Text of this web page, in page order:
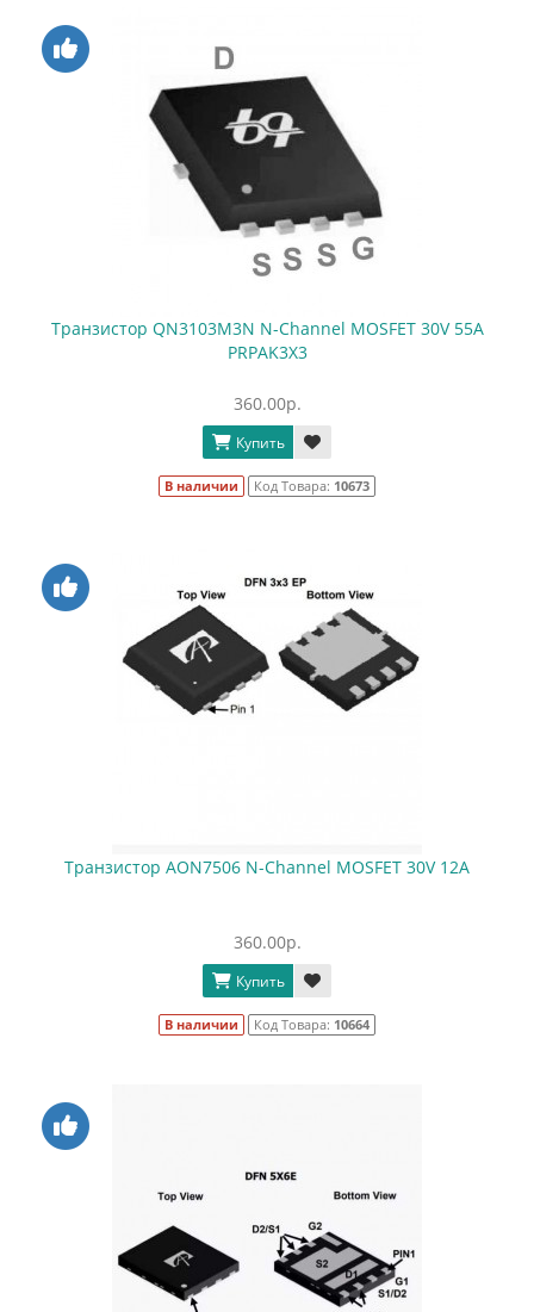
Транзистор QN3103M3N N-Channel MOSFET 30V 55A
PRPAK3X3
360.00р.
Купить
В наличии Код Товара: 10673
Транзистор AON7506 N-Channel MOSFET 30V 12A
360.00р.
Купить
В наличии Код Товара: 10664